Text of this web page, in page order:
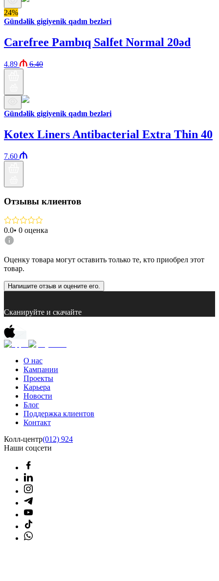
24%
Gündəlik gigiyenik qadın bezləri
Carefree Pambıq Salfet Normal 20əd
4.89 6.40
Gündəlik gigiyenik qadın bezləri
Kotex Liners Antibacterial Extra Thin 40
7.60
Отзывы клиентов
0.0• 0 оценка
Оценку товара могут оставить только те, кто приобрел этот
товар.
Напишите отзыв и оцените его.
Сканируйте и скачайте
О нас
Кампании
Проекты
Карьера
Новости
Блог
Поддержка клиентов
Контакт
Колл-центр(012) 924
Наши соцсети